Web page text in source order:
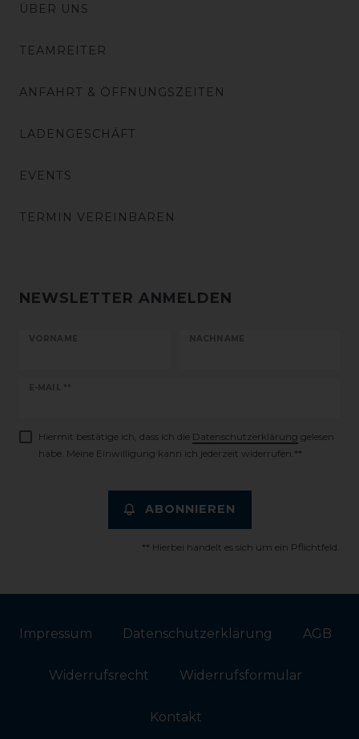
ÜBER UNS
TEAMREITER
ANFAHRT & ÖFFNUNGSZEITEN
LADENGESCHÄFT
EVENTS
TERMIN VEREINBAREN
NEWSLETTER ANMELDEN
VORNAME NACHNAME
E-MAIL **
Newsletter
Hiermit bestätige ich, dass ich die Daten­schutz­erklärung gelesen
habe. Meine Einwilligung kann ich jederzeit widerrufen.**
ABONNIEREN
** Hierbei handelt es sich um ein Pflichtfeld.
Impressum Daten­schutz­erklärung AGB
Widerrufs­recht Widerrufs­formular
Kontakt